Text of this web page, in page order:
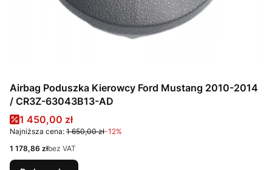
Airbag Poduszka Kierowcy Ford Mustang 2010-2014
/ CR3Z-63043B13-AD
Cena promocyjna
1 450,00 zł
Najniższa cena: 1 650,00 zł-12%
Cena
1 178,86 złbez VAT